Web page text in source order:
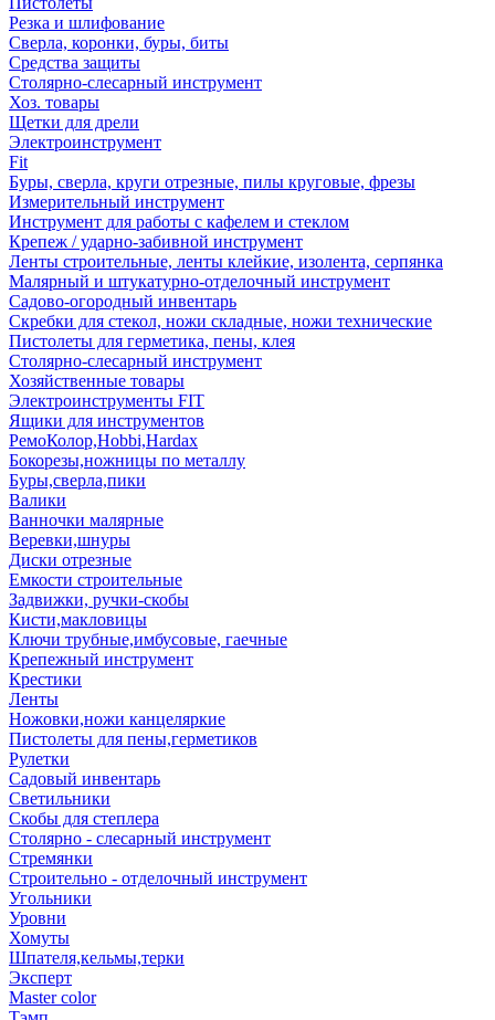
Резка и шлифование
Сверла, коронки, буры, биты
Средства защиты
Столярно-слесарный инструмент
Хоз. товары
Щетки для дрели
Электроинструмент
Fit
Буры, сверла, круги отрезные, пилы круговые, фрезы
Измерительный инструмент
Инструмент для работы с кафелем и стеклом
Крепеж / ударно-забивной инструмент
Ленты строительные, ленты клейкие, изолента, серпянка
Малярный и штукатурно-отделочный инструмент
Садово-огородный инвентарь
Скребки для стекол, ножи складные, ножи технические
Пистолеты для герметика, пены, клея
Столярно-слесарный инструмент
Хозяйственные товары
Электроинструменты FIT
Ящики для инструментов
РемоКолор,Hobbi,Hardax
Бокорезы,ножницы по металлу
Буры,сверла,пики
Валики
Ванночки малярные
Веревки,шнуры
Диски отрезные
Емкости строительные
Задвижки, ручки-скобы
Кисти,макловицы
Ключи трубные,имбусовые, гаечные
Крепежный инструмент
Крестики
Ленты
Ножовки,ножи канцеляркие
Пистолеты для пены,герметиков
Рулетки
Садовый инвентарь
Светильники
Скобы для степлера
Столярно - слесарный инструмент
Стремянки
Строительно - отделочный инструмент
Угольники
Уровни
Хомуты
Шпателя,кельмы,терки
Эксперт
Master color